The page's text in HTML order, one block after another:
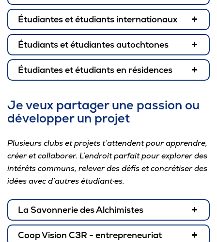
Omnivox
Microsoft 365
Guichet des requêtes
Portail CégepTR
Bottin du personnel
Urgences
Étudiantes et étudiants internationaux
Étudiants et étudiantes autochtones
Étudiantes et étudiants en résidences
Je veux partager une passion ou
développer un projet
Plusieurs clubs et projets t’attendent pour apprendre,
créer et collaborer. L’endroit parfait pour explorer des
intérêts communs, relever des défis et concrétiser des
idées avec d’autres étudiant·es.
La Savonnerie des Alchimistes
Coop Vision C3R - entrepreneuriat